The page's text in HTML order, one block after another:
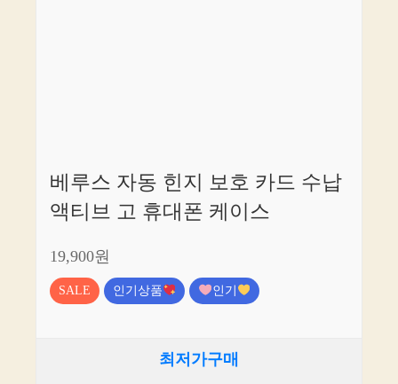
베루스 자동 힌지 보호 카드 수납
액티브 고 휴대폰 케이스
19,900원
SALE 인기상품 인기
최저가구매